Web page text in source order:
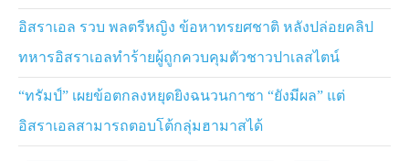
อิสราเอล รวบ พลตรีหญิง ข้อหาทรยศชาติ หลังปล่อยคลิป
ทหารอิสราเอลทำร้ายผู้ถูกควบคุมตัวชาวปาเลสไตน์
“ทรัมป์” เผยข้อตกลงหยุดยิงฉนวนกาซา “ยังมีผล” แต่
อิสราเอลสามารถตอบโต้กลุ่มฮามาสได้